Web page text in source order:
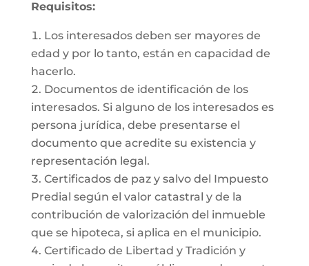
Requisitos:
Los interesados deben ser mayores de
edad y por lo tanto, están en capacidad de
hacerlo.
Documentos de identificación de los
interesados. Si alguno de los interesados es
persona jurídica, debe presentarse el
documento que acredite su existencia y
representación legal.
Certificados de paz y salvo del Impuesto
Predial según el valor catastral y de la
contribución de valorización del inmueble
que se hipoteca, si aplica en el municipio.
Certificado de Libertad y Tradición y